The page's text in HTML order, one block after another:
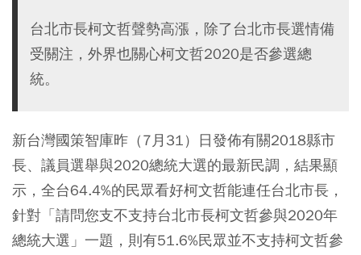
台北市長柯文哲聲勢高漲，除了台北市長選情備
受關注，外界也關心柯文哲2020是否參選總
統。
新台灣國策智庫昨（7月31）日發佈有關2018縣市
長、議員選舉與2020總統大選的最新民調，結果顯
示，全台64.4%的民眾看好柯文哲能連任台北市長，
針對「請問您支不支持台北市長柯文哲參與2020年
總統大選」一題，則有51.6%民眾並不支持柯文哲參